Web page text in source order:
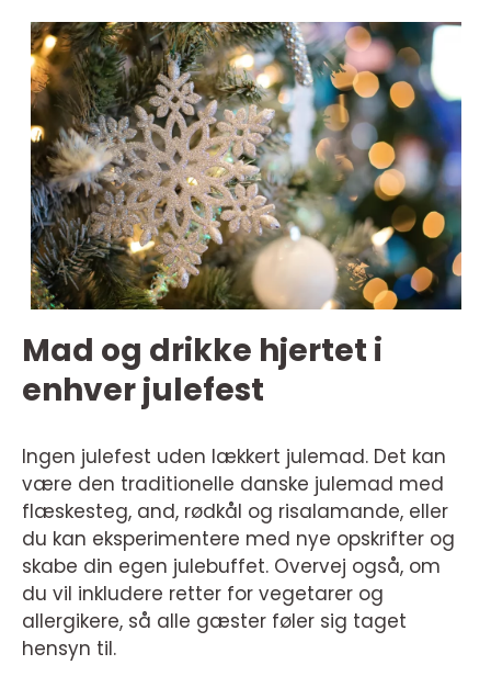
Mad og drikke hjertet i
enhver julefest
Ingen julefest uden lækkert julemad. Det kan
være den traditionelle danske julemad med
flæskesteg, and, rødkål og risalamande, eller
du kan eksperimentere med nye opskrifter og
skabe din egen julebuffet. Overvej også, om
du vil inkludere retter for vegetarer og
allergikere, så alle gæster føler sig taget
hensyn til.